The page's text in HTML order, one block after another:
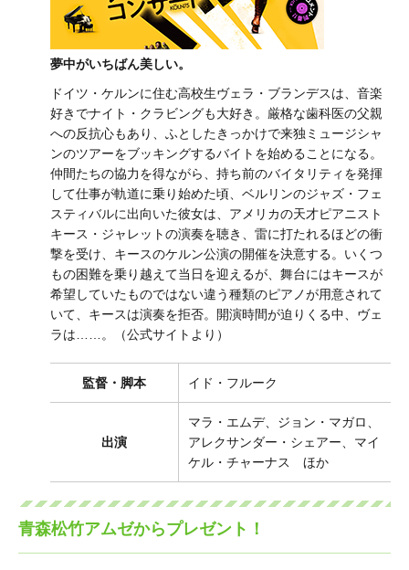
夢中がいちばん美しい。
ドイツ・ケルンに住む高校生ヴェラ・ブランデスは、音楽
好きでナイト・クラビングも大好き。厳格な歯科医の父親
への反抗心もあり、ふとしたきっかけで来独ミュージシャ
ンのツアーをブッキングするバイトを始めることになる。
仲間たちの協力を得ながら、持ち前のバイタリティを発揮
して仕事が軌道に乗り始めた頃、ベルリンのジャズ・フェ
スティバルに出向いた彼女は、アメリカの天才ピアニスト
キース・ジャレットの演奏を聴き、雷に打たれるほどの衝
撃を受け、キースのケルン公演の開催を決意する。いくつ
もの困難を乗り越えて当日を迎えるが、舞台にはキースが
希望していたものではない違う種類のピアノが用意されて
いて、キースは演奏を拒否。開演時間が迫りくる中、ヴェ
ラは……。（公式サイトより）
監督・脚本 イド・フルーク
出演
マラ・エムデ、ジョン・マガロ、
アレクサンダー・シェアー、マイ
ケル・チャーナス ほか
青森松竹アムゼからプレゼント！